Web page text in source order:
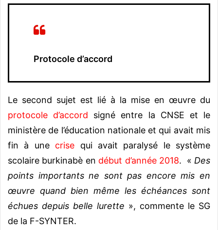
Protocole d’accord
Le second sujet est lié à la mise en œuvre du
protocole d’accord signé entre la CNSE et le
ministère de l’éducation nationale et qui avait mis
fin à une crise qui avait paralysé le système
scolaire burkinabè en début d’année 2018. « Des
points importants ne sont pas encore mis en
œuvre quand bien même les échéances sont
échues depuis belle lurette », commente le SG
de la F-SYNTER.